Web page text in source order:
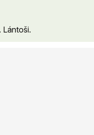
Lántoši.